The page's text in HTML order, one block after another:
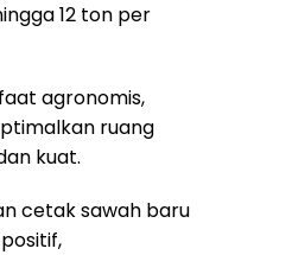
12 ton per
agronomis,
ruang
kuat.
cetak sawah baru